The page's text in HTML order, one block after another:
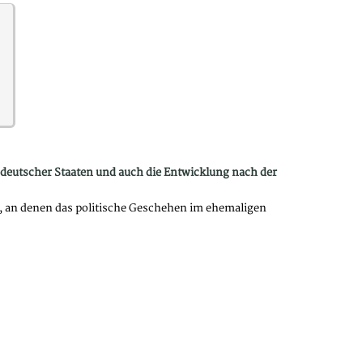
Staaten und auch die Entwicklung nach der
denen das politische Geschehen im ehemaligen